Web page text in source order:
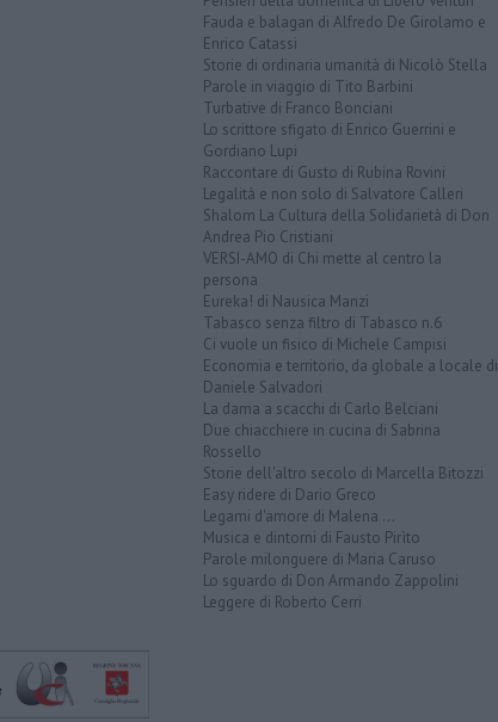
Fauda e balagan di Alfredo De Girolamo e
Enrico Catassi
Storie di ordinaria umanità di Nicolò Stella
Parole in viaggio di Tito Barbini
Turbative di Franco Bonciani
Lo scrittore sfigato di Enrico Guerrini e
Gordiano Lupi
Raccontare di Gusto di Rubina Rovini
Legalità e non solo di Salvatore Calleri
Shalom La Cultura della Solidarietà di Don
Andrea Pio Cristiani
VERSI-AMO di Chi mette al centro la
persona
Eureka! di Nausica Manzi
Tabasco senza filtro di Tabasco n.6
Ci vuole un fisico di Michele Campisi
Economia e territorio, da globale a locale di
Daniele Salvadori
La dama a scacchi di Carlo Belciani
Due chiacchiere in cucina di Sabrina
Rossello
Storie dell'altro secolo di Marcella Bitozzi
Easy ridere di Dario Greco
Legami d'amore di Malena ...
Musica e dintorni di Fausto Pirìto
Parole milonguere di Maria Caruso
Lo sguardo di Don Armando Zappolini
Leggere di Roberto Cerri